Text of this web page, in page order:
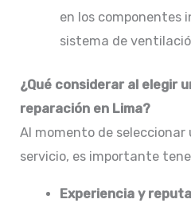
en los componentes
sistema de
¿Qué considerar al elegir
reparación en Lima?
Al momento de
servicio, es importante
Experiencia y